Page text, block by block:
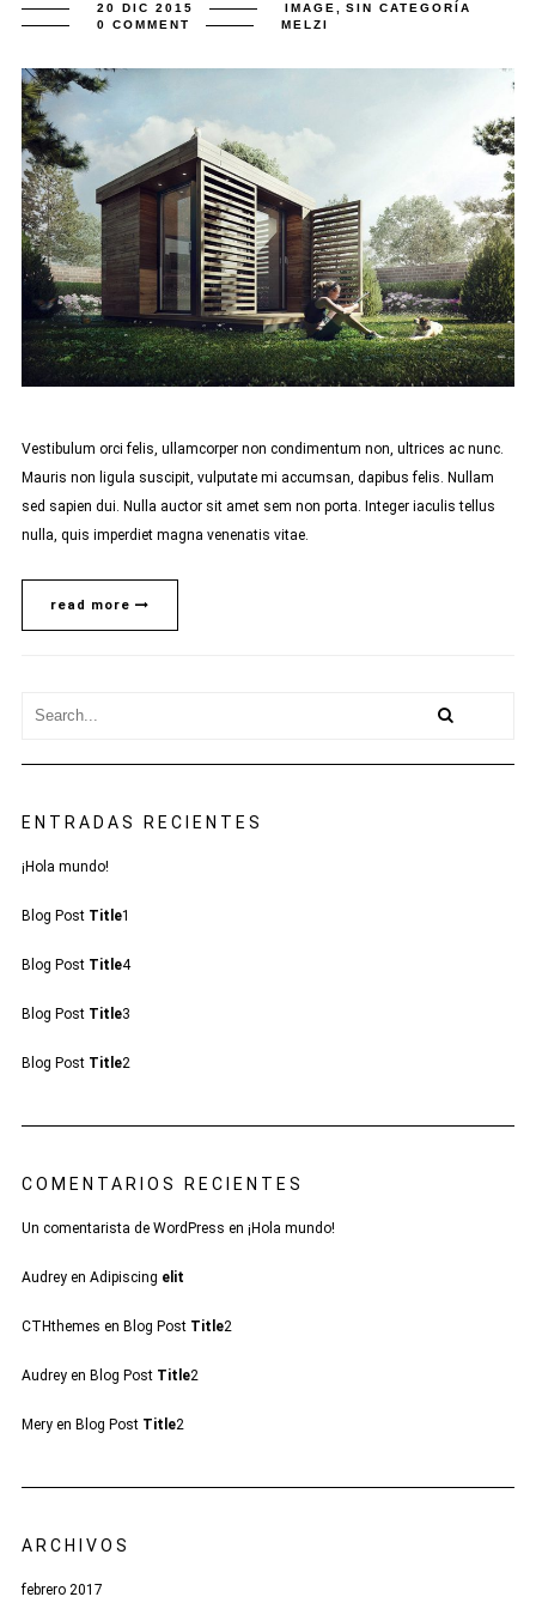
20 DIC 2015 IMAGE
SIN CATEGORÍA
0 COMMENT
MELZI
Vestibulum orci felis, ullamcorper non condimentum non, ultrices ac nunc.
Mauris non ligula suscipit, vulputate mi accumsan, dapibus felis. Nullam
sed sapien dui. Nulla auctor sit amet sem non porta. Integer iaculis tellus
nulla, quis imperdiet magna venenatis vitae.
read more
ENTRADAS RECIENTES
¡Hola mundo!
Blog Post Title1
Blog Post Title4
Blog Post Title3
Blog Post Title2
COMENTARIOS RECIENTES
Un comentarista de WordPress en ¡Hola mundo!
Audreyen Adipiscing elit
CTHthemes en Blog Post Title2
Audreyen Blog Post Title2
Meryen Blog Post Title2
ARCHIVOS
febrero 2017